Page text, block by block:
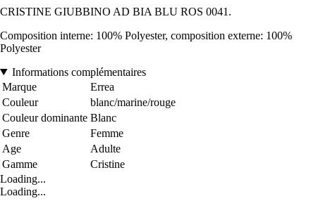
CRISTINE GIUBBINO AD BIA BLU ROS 0041.
Composition interne: 100% Polyester, composition externe: 100%
Polyester
Informations complémentaires
Marque
Errea
Couleur
blanc/marine/rouge
Couleur dominante Blanc
Genre
Femme
Age
Adulte
Gamme
Cristine
Loading...
Loading...